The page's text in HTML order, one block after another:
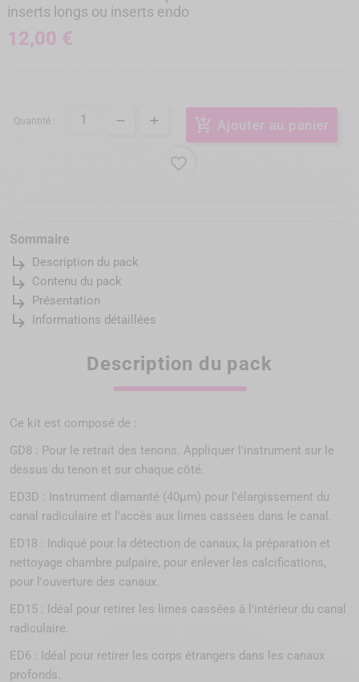
inserts longs ou inserts endo
12,00 €
Quantité : add_shopping_cart Ajouter au panier
favorite_border
Sommaire
subdirectory_arrow_right Description du pack
subdirectory_arrow_right Contenu du pack
subdirectory_arrow_right Présentation
subdirectory_arrow_right Informations détaillées
Description du pack
Ce kit est composé de :
GD8 : Pour le retrait des tenons. Appliquer l'instrument sur le
dessus du tenon et sur chaque côté.
ED3D : Instrument diamanté (40µm) pour l'élargissement du
canal radiculaire et l'accès aux limes cassées dans le canal.
ED18 : Indiqué pour la détection de canaux, la préparation et
nettoyage chambre pulpaire, pour enlever les calcifications,
pour l'ouverture des canaux.
ED15 : Idéal pour retirer les limes cassées à l'intérieur du canal
radiculaire.
ED6 : Idéal pour retirer les corps étrangers dans les canaux
profonds.